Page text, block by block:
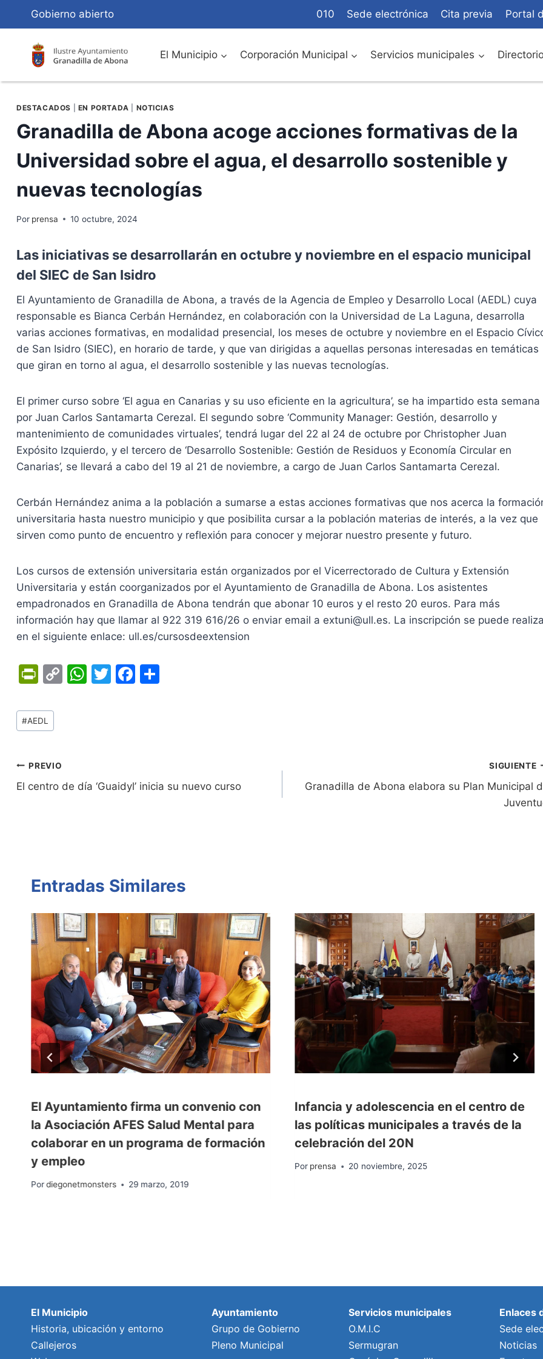
Contenido
Gobierno abierto 010 Sede electrónica Cita previa Portal
El Municipio Corporación Municipal Servicios municipales
DESTACADOS EN PORTADA NOTICIAS
Granadilla de Abona acoge acciones formativas de la
Universidad sobre el agua, el desarrollo sostenible y
nuevas tecnologías
Por prensa 10 octubre, 2024
Las iniciativas se desarrollarán en octubre y noviembre en el espacio municipal
del SIEC de San Isidro
El Ayuntamiento de Granadilla de Abona, a través de la Agencia de Empleo y Desarrollo Local (AEDL) cuya
responsable es Bianca Cerbán Hernández, en colaboración con la Universidad de La Laguna, desarrolla
varias acciones formativas, en modalidad presencial, los meses de octubre y noviembre en el Espacio
de San Isidro (SIEC), en horario de tarde, y que van dirigidas a aquellas personas interesadas en temáticas
que giran en torno al agua, el desarrollo sostenible y las nuevas tecnologías.
El primer curso sobre ‘El agua en Canarias y su uso eficiente en la agricultura’, se ha impartido esta semana
por Juan Carlos Santamarta Cerezal. El segundo sobre ‘Community Manager: Gestión, desarrollo y
mantenimiento de comunidades virtuales’, tendrá lugar del 22 al 24 de octubre por Christopher Juan
Expósito Izquierdo, y el tercero de ‘Desarrollo Sostenible: Gestión de Residuos y Economía Circular en
Canarias’, se llevará a cabo del 19 al 21 de noviembre, a cargo de Juan Carlos Santamarta Cerezal.
Cerbán Hernández anima a la población a sumarse a estas acciones formativas que nos acerca la
universitaria hasta nuestro municipio y que posibilita cursar a la población materias de interés, a la vez que
sirven como punto de encuentro y reflexión para conocer y mejorar nuestro presente y futuro.
Los cursos de extensión universitaria están organizados por el Vicerrectorado de Cultura y Extensión
Universitaria y están coorganizados por el Ayuntamiento de Granadilla de Abona. Los asistentes
empadronados en Granadilla de Abona tendrán que abonar 10 euros y el resto 20 euros. Para más
información hay que llamar al 922 319 616/26 o enviar email a extuni@ull.es. La inscripción se puede
en el siguiente enlace: ull.es/cursosdeextension
Pr
tF
ri
n
dl
C
k
W
p
T
F
o
Tags
de
#AEDL
Navegación
de
PREVIO
El centro de día ‘Guaidyl’ inicia su nuevo curso
SIGUIENTE
Granadilla de Abona elabora su Plan Municipal
Entradas Similares
El Ayuntamiento firma un convenio con
la Asociación AFES Salud Mental para
colaborar en un programa de formación
y empleo
Pordiegonetmonsters 29 marzo, 2019
Infancia y adolescencia en el centro de
las políticas municipales a través de la
celebración del 20N
Por prensa 20 noviembre, 2025
El Municipio
Historia, ubicación y entorno
Callejeros
Ayuntamiento
Grupo de Gobierno
Pleno Municipal
Servicios municipales
O.M.I.C
Sermugran
Enlaces
Sede
Noticias